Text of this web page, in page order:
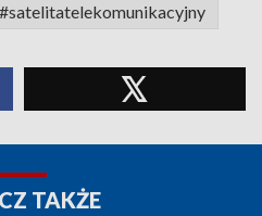
#satelitatelekomunikacyjny
TAKŻE